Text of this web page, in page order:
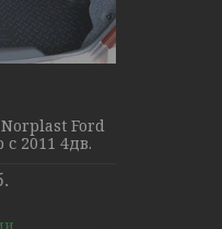
Ford
с 2011 4дв.